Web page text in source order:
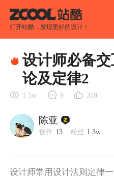
打开站酷，发现更好的设计！
设计师必备
论及定律2
1.5w 9 310
陈亚
创作 13 粉丝 1.3w
设计师常用设计法则定律